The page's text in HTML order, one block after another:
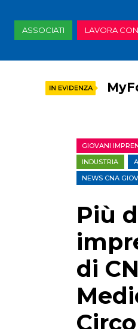
ASSOCIATI LAVORA
GIOVANI
INDUSTRIA
NEWS CNA
Più
di